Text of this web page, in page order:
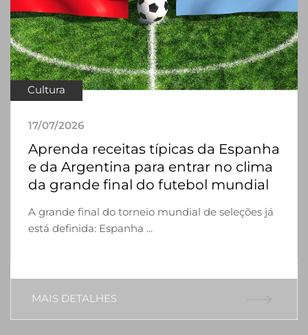
Cultura
17/07/2026
Aprenda receitas típicas da Espanha
e da Argentina para entrar no clima
da grande final do futebol mundial
A grande final do torneio mundial de seleções já
está definida: Espanha ...
MAIS DETALHES